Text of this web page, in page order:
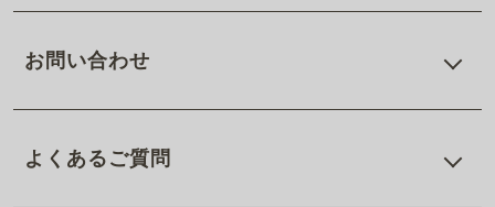
お問い合わせ
よくあるご質問